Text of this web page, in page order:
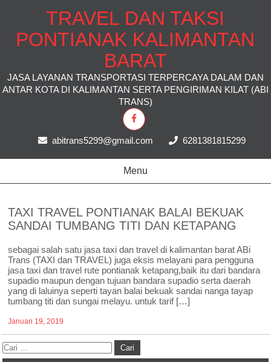
TRAVEL DAN TAKSI
PONTIANAK KALIMANTAN
BARAT
JASA LAYANAN TRANSPORTASI TERPERCAYA DALAM DAN
ANTAR KOTA DI KALIMANTAN SERTA PENGIRIMAN KILAT (ABI
TRANS)
abitrans5299@gmail.com 6281381815299
Menu
TAXI TRAVEL PONTIANAK BALAI BEKUAK
SANDAI TUMBANG TITI DAN KETAPANG
sebagai salah satu jasa taxi dan travel di kalimantan barat ABi
Trans (TAXI dan TRAVEL) juga eksis melayani para pengguna
jasa taxi dan travel rute pontianak ketapang,baik itu dari bandara
supadio maupun dengan tujuan bandara supadio serta daerah
yang di laluinya seperti tayan balai bekuak sandai nanga tayap
tumbang titi dan sungai melayu. untuk tarif […]
Januari 19, 2019